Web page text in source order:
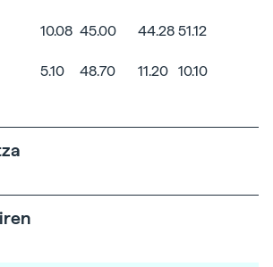
10.08 45.00 44.28 51.12
5.10 48.70 11.20 10.10